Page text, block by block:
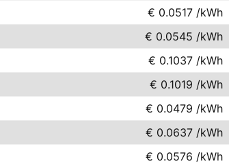
€ 0.0517 /kWh
€ 0.0545 /kWh
€ 0.1037 /kWh
€ 0.1019 /kWh
€ 0.0479 /kWh
€ 0.0637 /kWh
€ 0.0576 /kWh